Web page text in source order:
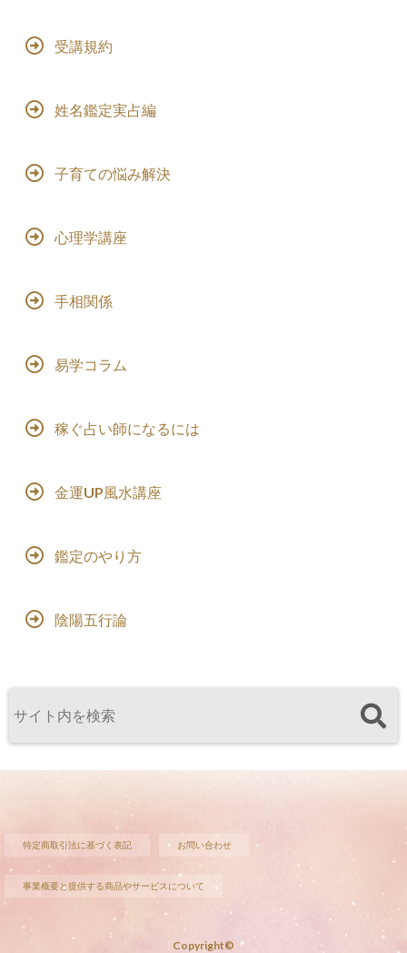
受講規約
姓名鑑定実占編
子育ての悩み解決
心理学講座
手相関係
易学コラム
稼ぐ占い師になるには
金運UP風水講座
鑑定のやり方
陰陽五行論
特定商取引法に基づく表記 お問い合わせ
事業概要と提供する商品やサービスについて
Copyright©